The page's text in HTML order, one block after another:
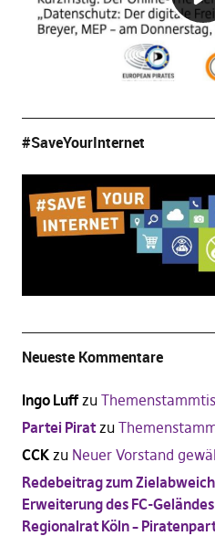
#SaveYourInternet
Neueste Kommentare
Ingo Luffzu
Partei Piratzu
CCKzu Neuer Vorstand
Redebeitrag zum
Erweiterung des FC-
Regionalrat Köln –